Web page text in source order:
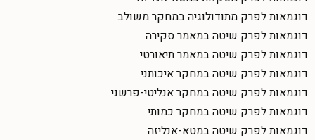
דוגמאות לפרק מתודולוגיה במחקר משולב
דוגמאות לפרק שיטה במאמר סקירה
דוגמאות לפרק שיטה במאמר תיאורטי
דוגמאות לפרק שיטה במחקר איכותני
דוגמאות לפרק שיטה במחקר אנליטי-פרשני
דוגמאות לפרק שיטה במחקר כמותי
דוגמאות לפרק שיטה במטא-אנליזה